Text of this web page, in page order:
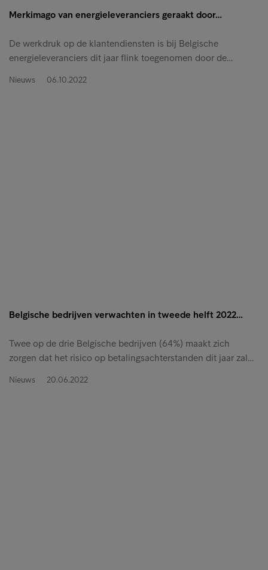
Merkimago van energieleveranciers geraakt door…
De werkdruk op de klantendiensten is bij Belgische
energieleveranciers dit jaar flink toegenomen door de…
Nieuws 06.10.2022
Belgische bedrijven verwachten in tweede helft 2022…
Twee op de drie Belgische bedrijven (64%) maakt zich
zorgen dat het risico op betalingsachterstanden dit jaar zal…
Nieuws 20.06.2022